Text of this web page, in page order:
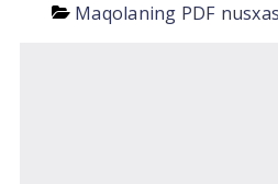
Maqolaning PDF